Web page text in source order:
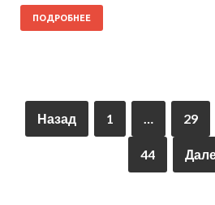
ПОДРОБНЕЕ
Назад 1 … 29
44